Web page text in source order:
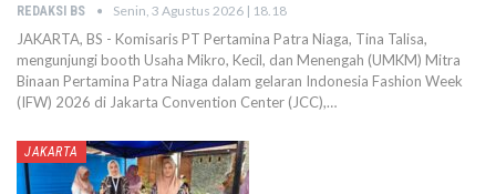
REDAKSI BS Senin, 3 Agustus 2026 | 18.18
JAKARTA, BS - Komisaris PT Pertamina Patra Niaga, Tina Talisa,
mengunjungi booth Usaha Mikro, Kecil, dan Menengah (UMKM) Mitra
Binaan Pertamina Patra Niaga dalam gelaran Indonesia Fashion Week
(IFW) 2026 di Jakarta Convention Center (JCC),…
JAKARTA